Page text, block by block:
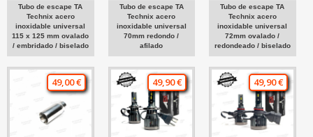
Tubo de escape TA
Technix acero
inoxidable universal
115 x 125 mm ovalado
/ embridado / biselado
Tubo de escape TA
Technix acero
inoxidable universal
70mm redondo /
afilado
Tubo de escape TA
Technix acero
inoxidable universal
72mm ovalado /
redondeado / biselado
49,00 € 49,90 € 49,90 €